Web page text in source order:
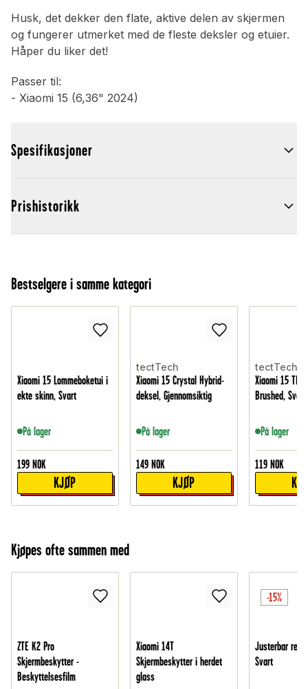
Husk, det dekker den flate, aktive delen av skjermen
og fungerer utmerket med de fleste deksler og etuier.
Håper du liker det!
Passer til:
- Xiaomi 15 (6,36" 2024)
Spesifikasjoner
Prishistorikk
Bestselgere i samme kategori
Xiaomi 15 Lommeboketui i
ekte skinn, Svart
På lager
199 NOK
KJØP
tectTech
Xiaomi 15 Crystal Hybrid-
deksel, Gjennomsiktig
På lager
149 NOK
KJØP
tectTech
Xiaomi 15
Brushed, Svart
På lager
119 NOK
Kjøpes ofte sammen med
ZTE K2 Pro
Skjermbeskytter -
Beskyttelsesfilm
Xiaomi 14T
Skjermbeskytter i herdet
glass
-15%
Justerbar
Svart